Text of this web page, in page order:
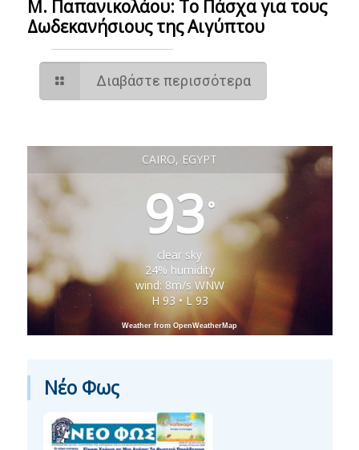
M. Παπανικολάου: Το Πάσχα για τους
Δωδεκανήσιους της Αιγύπτου
Διαβάστε περισσότερα
CAIRO, EGYPT
93°
clear sky
24% humidity
wind: 8m/s WNW
H 93 • L 93
Weather from OpenWeatherMap
Νέο Φως